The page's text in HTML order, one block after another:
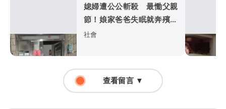
媳婦遭公公斬殺 最慟父親
節！娘家爸爸失眠就奔殯儀
館...
社會
查看留言 ▼